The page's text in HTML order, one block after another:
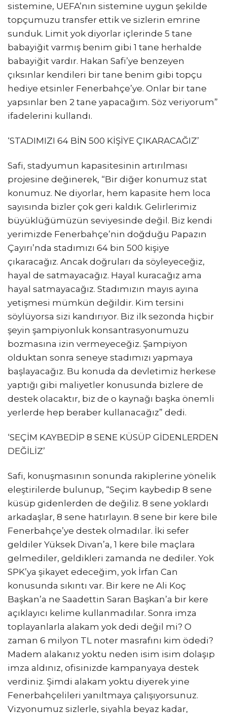
sistemine, UEFA’nın sistemine uygun şekilde
topçumuzu transfer ettik ve sizlerin emrine
sunduk. Limit yok diyorlar içlerinde 5 tane
babayiğit varmış benim gibi 1 tane herhalde
babayiğit vardır. Hakan Safi’ye benzeyen
çıksınlar kendileri bir tane benim gibi topçu
hediye etsinler Fenerbahçe’ye. Onlar bir tane
yapsınlar ben 2 tane yapacağım. Söz veriyorum”
ifadelerini kullandı.
‘STADIMIZI 64 BİN 500 KİŞİYE ÇIKARACAĞIZ’
Safi, stadyumun kapasitesinin artırılması
projesine değinerek, “Bir diğer konumuz stat
konumuz. Ne diyorlar, hem kapasite hem loca
sayısında bizler çok geri kaldık. Gelirlerimiz
büyüklüğümüzün seviyesinde değil. Biz kendi
yerimizde Fenerbahçe’nin doğduğu Papazın
Çayırı’nda stadımızı 64 bin 500 kişiye
çıkaracağız. Ancak doğruları da söyleyeceğiz,
hayal de satmayacağız. Hayal kuracağız ama
hayal satmayacağız. Stadımızın mayıs ayına
yetişmesi mümkün değildir. Kim tersini
söylüyorsa sizi kandırıyor. Biz ilk sezonda hiçbir
şeyin şampiyonluk konsantrasyonumuzu
bozmasına izin vermeyeceğiz. Şampiyon
olduktan sonra seneye stadımızı yapmaya
başlayacağız. Bu konuda da devletimiz herkese
yaptığı gibi maliyetler konusunda bizlere de
destek olacaktır, biz de o kaynağı başka önemli
yerlerde hep beraber kullanacağız” dedi.
‘SEÇİM KAYBEDİP 8 SENE KÜSÜP GİDENLERDEN
DEĞİLİZ’
Safi, konuşmasının sonunda rakiplerine yönelik
eleştirilerde bulunup, “Seçim kaybedip 8 sene
küsüp gidenlerden de değiliz. 8 sene yoklardı
arkadaşlar, 8 sene hatırlayın. 8 sene bir kere bile
Fenerbahçe’ye destek olmadılar. İki sefer
geldiler Yüksek Divan’a, 1 kere bile maçlara
gelmediler, geldikleri zamanda ne dediler. Yok
SPK’ya şikayet edeceğim, yok İrfan Can
konusunda sıkıntı var. Bir kere ne Ali Koç
Başkan’a ne Saadettin Saran Başkan’a bir kere
açıklayıcı kelime kullanmadılar. Sonra imza
toplayanlarla alakam yok dedi değil mi? O
zaman 6 milyon TL noter masrafını kim ödedi?
Madem alakanız yoktu neden isim isim dolaşıp
imza aldınız, ofisinizde kampanyaya destek
verdiniz. Şimdi alakam yoktu diyerek yine
Fenerbahçelileri yanıltmaya çalışıyorsunuz.
Vizyonumuz sizlerle, siyahla beyaz kadar,